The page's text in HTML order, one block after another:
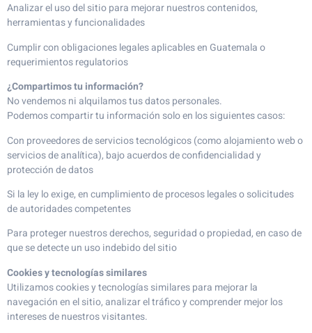
Analizar el uso del sitio para mejorar nuestros contenidos,
herramientas y funcionalidades
Cumplir con obligaciones legales aplicables en Guatemala o
requerimientos regulatorios
¿Compartimos tu información?
No vendemos ni alquilamos tus datos personales.
Podemos compartir tu información solo en los siguientes casos:
Con proveedores de servicios tecnológicos (como alojamiento web o
servicios de analítica), bajo acuerdos de confidencialidad y
protección de datos
Si la ley lo exige, en cumplimiento de procesos legales o solicitudes
de autoridades competentes
Para proteger nuestros derechos, seguridad o propiedad, en caso de
que se detecte un uso indebido del sitio
Cookies y tecnologías similares
Utilizamos cookies y tecnologías similares para mejorar la
navegación en el sitio, analizar el tráfico y comprender mejor los
intereses de nuestros visitantes.